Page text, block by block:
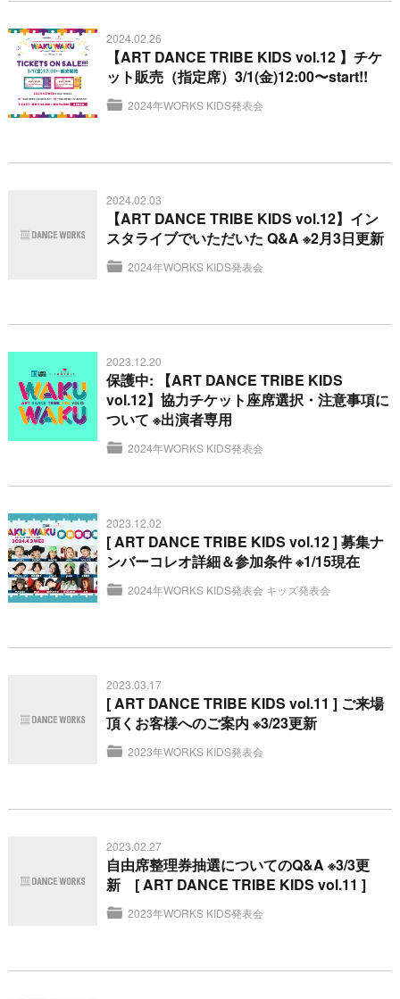
2024.02.26
【ART DANCE TRIBE KIDS vol.12 】チケ
ット販売（指定席）3/1(金)12:00〜start!!
2024年WORKS KIDS発表会
2024.02.03
【ART DANCE TRIBE KIDS vol.12】イン
スタライブでいただいた Q&A ※2月3日更新
2024年WORKS KIDS発表会
2023.12.20
保護中: 【ART DANCE TRIBE KIDS
vol.12】協力チケット座席選択・注意事項に
ついて ※出演者専用
2024年WORKS KIDS発表会
2023.12.02
[ ART DANCE TRIBE KIDS vol.12 ] 募集ナ
ンバーコレオ詳細＆参加条件 ※1/15現在
2024年WORKS KIDS発表会 キッズ発表会
2023.03.17
[ ART DANCE TRIBE KIDS vol.11 ] ご来場
頂くお客様へのご案内 ※3/23更新
2023年WORKS KIDS発表会
2023.02.27
自由席整理券抽選についてのQ&A ※3/3更
新 [ ART DANCE TRIBE KIDS vol.11 ]
2023年WORKS KIDS発表会